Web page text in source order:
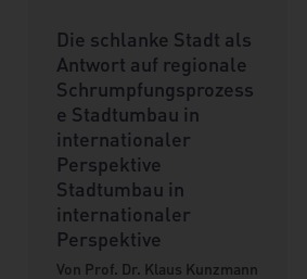
Die schlanke Stadt als
Antwort auf regionale
Schrumpfungsprozess
e Stadtumbau in
internationaler
Perspektive
Stadtumbau in
internationaler
Perspektive
Von Prof. Dr. Klaus Kunzmann